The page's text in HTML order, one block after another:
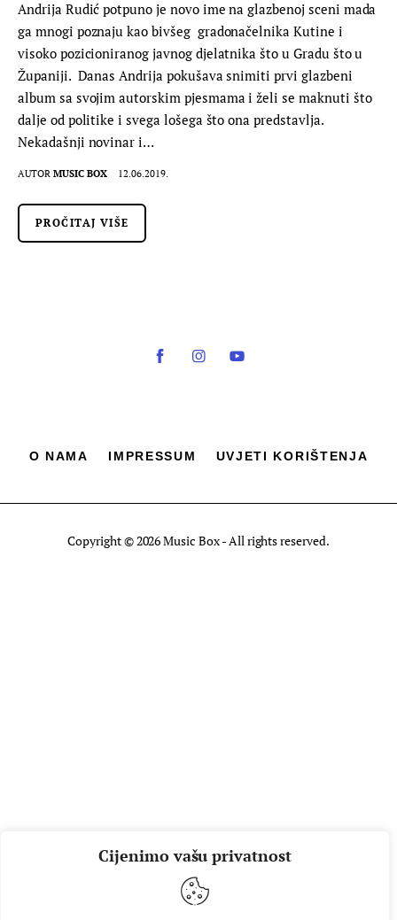
Cijenimo vašu privatnost
Andrija Rudić potpuno je novo ime na glazbenoj sceni mada
ga mnogi poznaju kao bivšeg gradonačelnika Kutine i
visoko pozicioniranog javnog djelatnika što u Gradu što u
Županiji. Danas Andrija pokušava snimiti prvi glazbeni
album sa svojim autorskim pjesmama i želi se maknuti što
dalje od politike i svega lošega što ona predstavlja.
Nekadašnji novinar i…
AUTOR MUSIC BOX 12.06.2019.
PROČITAJ VIŠE
O NAMA IMPRESSUM UVJETI KORIŠTENJA
Copyright © 2026 Music Box - All rights reserved.